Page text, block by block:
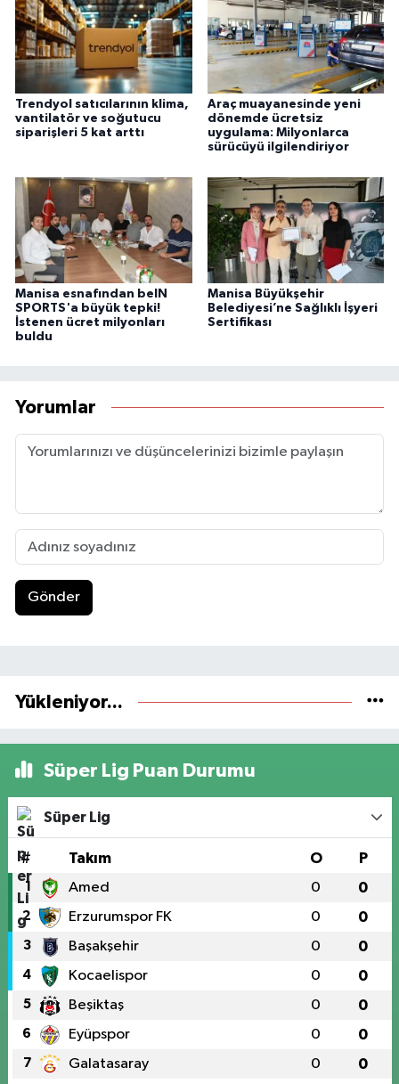
Trendyol satıcılarının klima,
vantilatör ve soğutucu
siparişleri 5 kat arttı
Araç muayanesinde yeni
dönemde ücretsiz
uygulama: Milyonlarca
sürücüyü ilgilendiriyor
Manisa esnafından beIN
SPORTS'a büyük tepki!
İstenen ücret milyonları
buldu
Manisa Büyükşehir
Belediyesi’ne Sağlıklı İşyeri
Sertifikası
Yorumlar
Gönder
Yükleniyor...
Süper Lig Puan Durumu
Süper Lig
# Takım O P
1 Amed 0 0
2 Erzurumspor FK 0 0
3 Başakşehir 0 0
4 Kocaelispor 0 0
5 Beşiktaş 0 0
6 Eyüpspor 0 0
7 Galatasaray 0 0